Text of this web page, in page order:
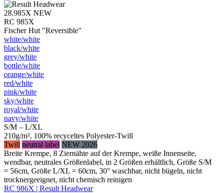
28.985X NEW
RC 985X
Fischer Hut "Reversible"
white/​white
black/​white
grey/​white
bottle/​white
orange/​white
red/​white
pink/​white
sky/​white
royal/​white
navy/​white
S/M – L/XL
210g/m², 100% recyceltes Polyester-Twill
Twill neutral label NEW 2026
Breite Krempe, 8 Ziernähte auf der Krempe, weiße Innenseite,
wendbar, neutrales Größenlabel, in 2 Größen erhältlich, Größe S/M
= 56cm, Größe L/XL = 60cm, 30° waschbar, nicht bügeln, nicht
trocknergeeignet, nicht chemisch reinigen
RC 986X | Result Headwear